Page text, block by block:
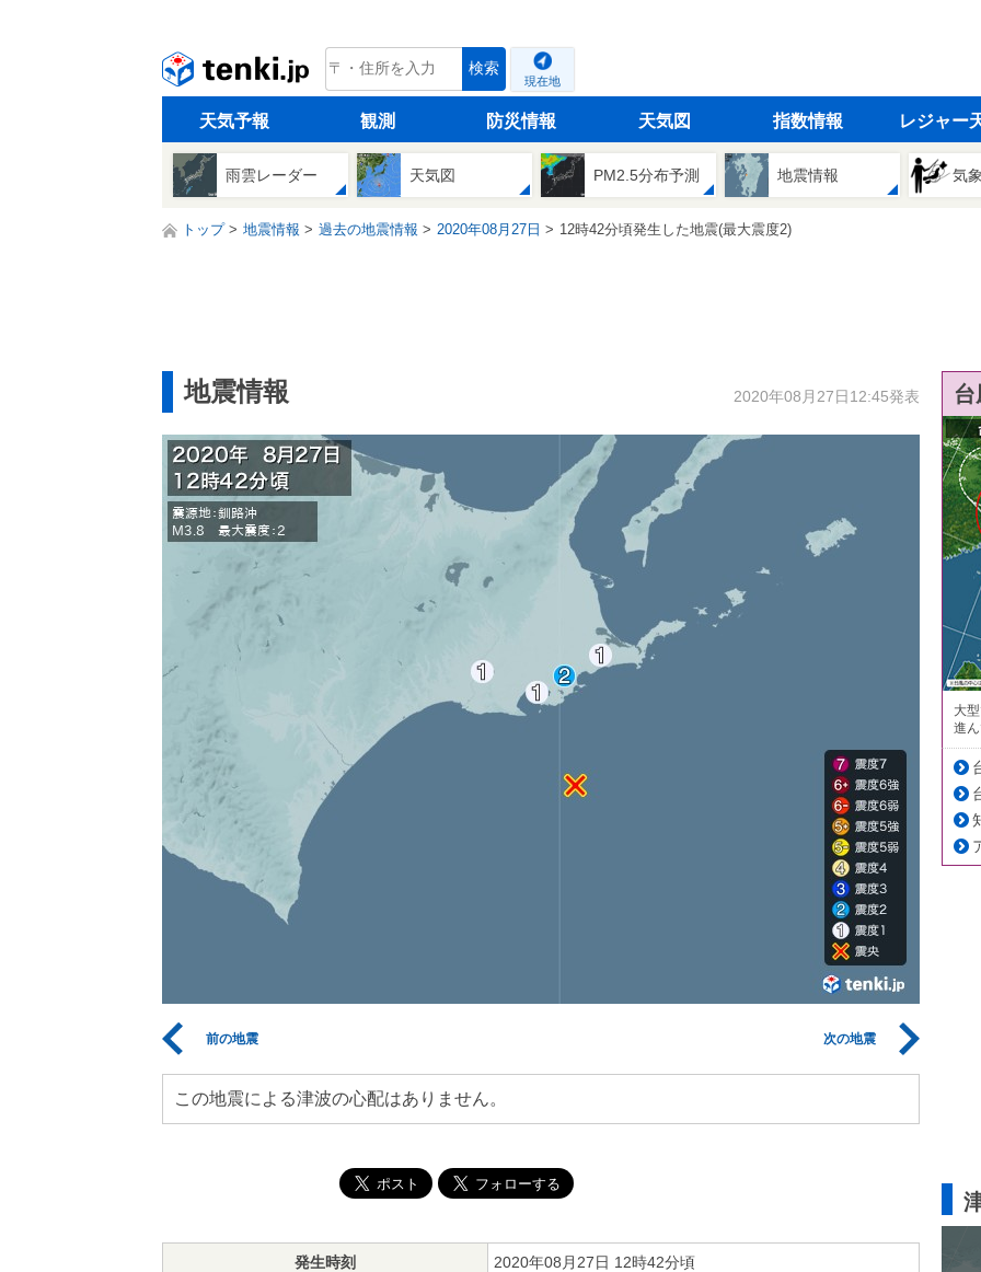
tenki.jp 検索
現在地
天気予報 観測 防災情報 天気図 指数情報 レジャー
雨雲レーダー 天気図 PM2.5分布予測 地震情報 気
トップ 地震情報 過去の地震情報 2020年08月27日 12時42分頃発生した地震(最大震度2)
地震情報 2020年08月27日12:45発表
前の地震 次の地震
この地震による津波の心配はありません。
発生時刻 2020年08月27日 12時42分頃
大
進